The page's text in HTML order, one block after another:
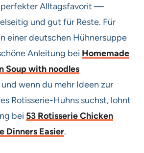
perfekter Alltagsfavorit —
und gut für Reste. Für
einer deutschen Hühnersuppe
Anleitung bei Homemade
Soup with noodles
und wenn du mehr Ideen zur
Rotisserie-Huhns suchst, lohnt
bei 53 Rotisserie Chicken
Dinners Easier.